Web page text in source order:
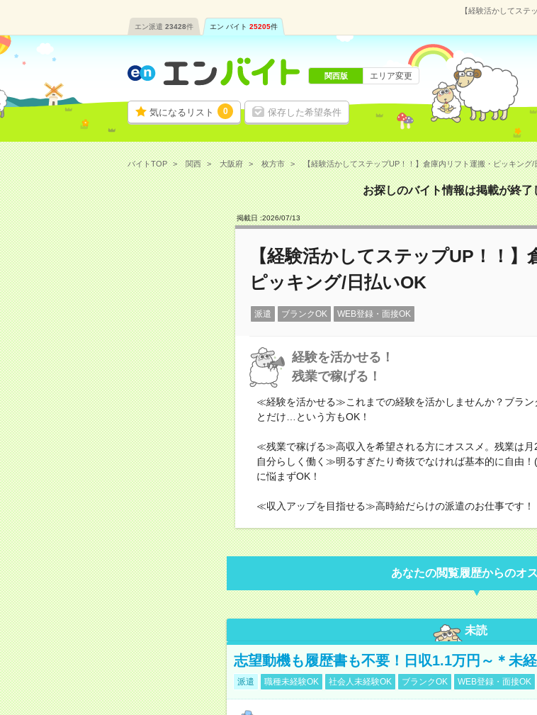
【経験活かしてステ
エン派遣 23428件 エン バイト 25205件
気になるリスト 0 保存した希望条件
関西版 エリア変更
バイトTOP 関西 大阪府 枚方市 【経験活かしてステップUP！！】倉庫内リフト運搬・ピッキング/
お探しのバイト情報は掲載が終了
掲載日 :2026/07/13
【経験活かしてステップUP！！】
ピッキング/日払いOK
派遣 ブランクOK WEB登録・面接OK
経験を活かせる！
残業で稼げる！
≪経験を活かせる≫これまでの経験を活かしませんか？ブラン
とだけ…という方もOK！
≪残業で稼げる≫高収入を希望される方にオススメ。残業は
自分らしく働く≫明るすぎたり奇抜でなければ基本的に自由
に悩まずOK！
≪収入アップを目指せる≫高時給だらけの派遣のお仕事です！
あなたの閲覧履歴からのオ
未読
志望動機も履歴書も不要！日収1.1万円～＊未
派遣 職種未経験OK 社会人未経験OK ブランクOK WEB登録・面接OK